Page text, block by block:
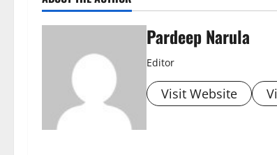
Pardeep Narula
Editor
Visit Website